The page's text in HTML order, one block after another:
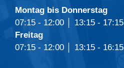
Montag bis Donnerstag
07:15 - 12:00 │ 13:15 - 17:15
Freitag
07:15 - 12:00 │ 13:15 - 16:15